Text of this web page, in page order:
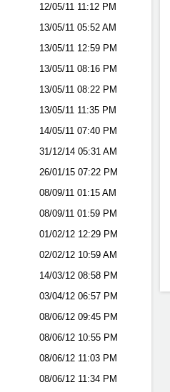
12/05/11 11:12 PM
13/05/11 05:52 AM
13/05/11 12:59 PM
13/05/11 08:16 PM
13/05/11 08:22 PM
13/05/11 11:35 PM
14/05/11 07:40 PM
31/12/14 05:31 AM
26/01/15 07:22 PM
08/09/11 01:15 AM
08/09/11 01:59 PM
01/02/12 12:29 PM
02/02/12 10:59 AM
14/03/12 08:58 PM
03/04/12 06:57 PM
08/06/12 09:45 PM
08/06/12 10:55 PM
08/06/12 11:03 PM
08/06/12 11:34 PM